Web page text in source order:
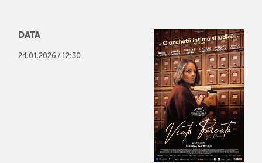
DATA
24.01 .2026 / 12:30